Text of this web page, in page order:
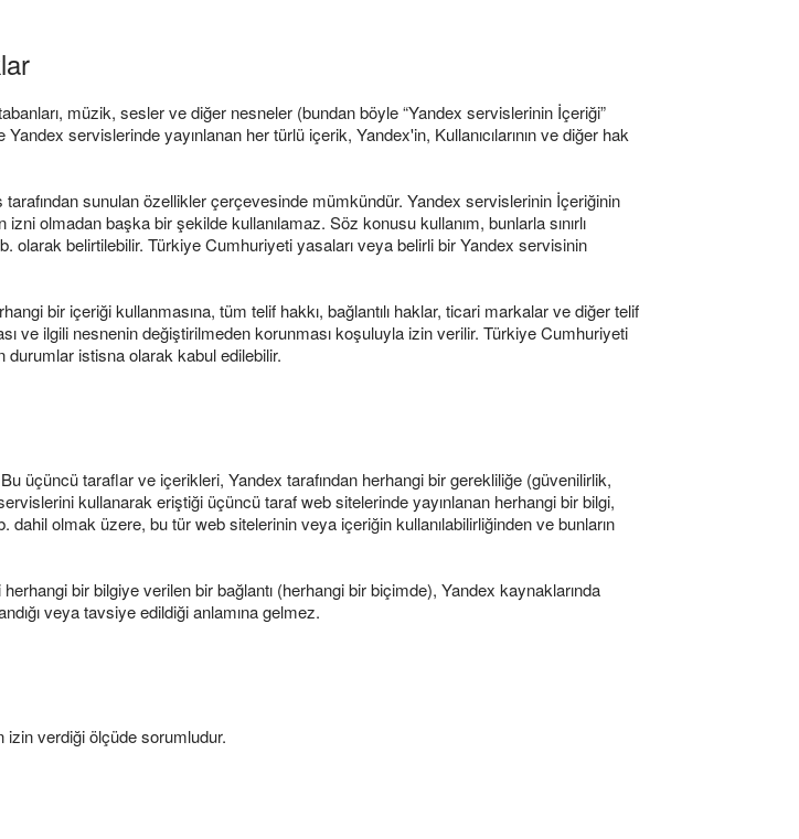
müzik, sesler ve diğer nesneler (bundan böyle “Yandex servislerinin İçeriği”
servislerinde yayınlanan her türlü içerik, Yandex'in, Kullanıcılarının ve diğer hak
sunulan özellikler çerçevesinde mümkündür. Yandex servislerinin İçeriğinin
olmadan başka bir şekilde kullanılamaz. Söz konusu kullanım, bunlarla sınırlı
belirtilebilir. Türkiye Cumhuriyeti yasaları veya belirli bir Yandex servisinin
bir içeriği kullanmasına, tüm telif hakkı, bağlantılı haklar, ticari markalar ve diğer telif
ve ilgili nesnenin değiştirilmeden korunması koşuluyla izin verilir. Türkiye Cumhuriyeti
durumlar istisna olarak kabul edilebilir.
üçüncü taraflar ve içerikleri, Yandex tarafından herhangi bir gerekliliğe (güvenilirlik,
kullanarak eriştiği üçüncü taraf web sitelerinde yayınlanan herhangi bir bilgi,
olmak üzere, bu tür web sitelerinin veya içeriğin kullanılabilirliğinden ve bunların
bir bilgiye verilen bir bağlantı (herhangi bir biçimde), Yandex kaynaklarında
veya tavsiye edildiği anlamına gelmez.
izin verdiği ölçüde sorumludur.